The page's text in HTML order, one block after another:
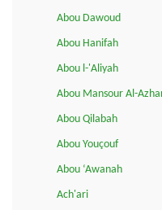
Abou Dawoud
Abou Hanifah
Abou l-'Aliyah
Abou Mansour Al-
Abou Qilabah
Abou Youçouf
Abou ‘Awanah
Ach'ari